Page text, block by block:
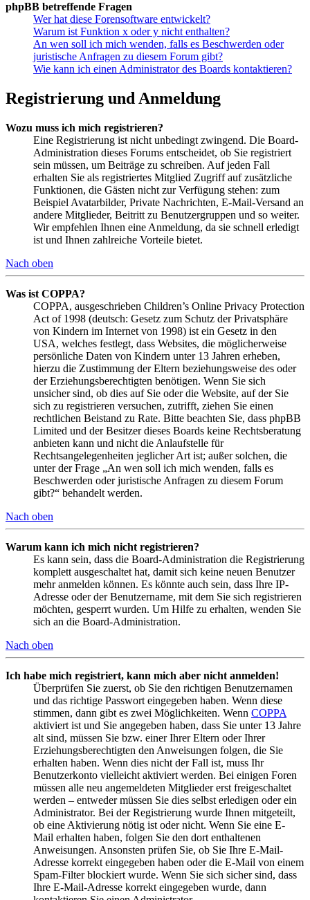
phpBB betreffende Fragen
Wer hat diese Forensoftware entwickelt?
Warum ist Funktion x oder y nicht enthalten?
An wen soll ich mich wenden, falls es Beschwerden oder
juristische Anfragen zu diesem Forum gibt?
Wie kann ich einen Administrator des Boards kontaktieren?
Registrierung und Anmeldung
Wozu muss ich mich registrieren?
Eine Registrierung ist nicht unbedingt zwingend. Die Board-
Administration dieses Forums entscheidet, ob Sie registriert
sein müssen, um Beiträge zu schreiben. Auf jeden Fall
erhalten Sie als registriertes Mitglied Zugriff auf zusätzliche
Funktionen, die Gästen nicht zur Verfügung stehen: zum
Beispiel Avatarbilder, Private Nachrichten, E-Mail-Versand an
andere Mitglieder, Beitritt zu Benutzergruppen und so weiter.
Wir empfehlen Ihnen eine Anmeldung, da sie schnell erledigt
ist und Ihnen zahlreiche Vorteile bietet.
Nach oben
Was ist COPPA?
COPPA, ausgeschrieben Children’s Online Privacy Protection
Act of 1998 (deutsch: Gesetz zum Schutz der Privatsphäre
von Kindern im Internet von 1998) ist ein Gesetz in den
USA, welches festlegt, dass Websites, die möglicherweise
persönliche Daten von Kindern unter 13 Jahren erheben,
hierzu die Zustimmung der Eltern beziehungsweise des oder
der Erziehungsberechtigten benötigen. Wenn Sie sich
unsicher sind, ob dies auf Sie oder die Website, auf der Sie
sich zu registrieren versuchen, zutrifft, ziehen Sie einen
rechtlichen Beistand zu Rate. Bitte beachten Sie, dass phpBB
Limited und der Besitzer dieses Boards keine Rechtsberatung
anbieten kann und nicht die Anlaufstelle für
Rechtsangelegenheiten jeglicher Art ist; außer solchen, die
unter der Frage „An wen soll ich mich wenden, falls es
Beschwerden oder juristische Anfragen zu diesem Forum
gibt?“ behandelt werden.
Nach oben
Warum kann ich mich nicht registrieren?
Es kann sein, dass die Board-Administration die Registrierung
komplett ausgeschaltet hat, damit sich keine neuen Benutzer
mehr anmelden können. Es könnte auch sein, dass Ihre IP-
Adresse oder der Benutzername, mit dem Sie sich registrieren
möchten, gesperrt wurden. Um Hilfe zu erhalten, wenden Sie
sich an die Board-Administration.
Nach oben
Ich habe mich registriert, kann mich aber nicht anmelden!
Überprüfen Sie zuerst, ob Sie den richtigen Benutzernamen
und das richtige Passwort eingegeben haben. Wenn diese
stimmen, dann gibt es zwei Möglichkeiten. Wenn COPPA
aktiviert ist und Sie angegeben haben, dass Sie unter 13 Jahre
alt sind, müssen Sie bzw. einer Ihrer Eltern oder Ihrer
Erziehungsberechtigten den Anweisungen folgen, die Sie
erhalten haben. Wenn dies nicht der Fall ist, muss Ihr
Benutzerkonto vielleicht aktiviert werden. Bei einigen Foren
müssen alle neu angemeldeten Mitglieder erst freigeschaltet
werden – entweder müssen Sie dies selbst erledigen oder ein
Administrator. Bei der Registrierung wurde Ihnen mitgeteilt,
ob eine Aktivierung nötig ist oder nicht. Wenn Sie eine E-
Mail erhalten haben, folgen Sie den dort enthaltenen
Anweisungen. Ansonsten prüfen Sie, ob Sie Ihre E-Mail-
Adresse korrekt eingegeben haben oder die E-Mail von einem
Spam-Filter blockiert wurde. Wenn Sie sich sicher sind, dass
Ihre E-Mail-Adresse korrekt eingegeben wurde, dann